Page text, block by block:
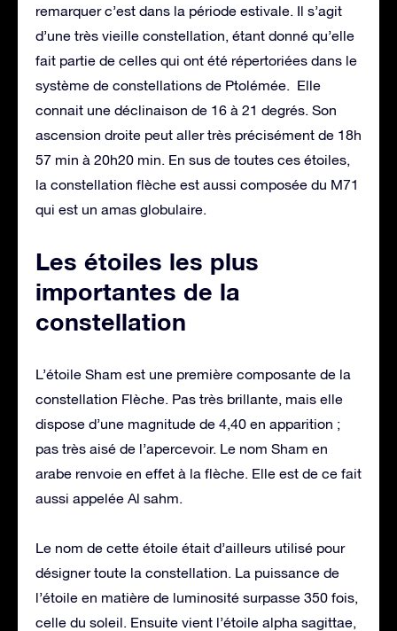
remarquer c’est dans la période estivale. Il s’agit
d’une très vieille constellation, étant donné qu’elle
fait partie de celles qui ont été répertoriées dans le
système de constellations de Ptolémée. Elle
connait une déclinaison de 16 à 21 degrés. Son
ascension droite peut aller très précisément de 18h
57 min à 20h20 min. En sus de toutes ces étoiles,
la constellation flèche est aussi composée du M71
qui est un amas globulaire.
Les étoiles les plus
importantes de la
constellation
L’étoile Sham est une première composante de la
constellation Flèche. Pas très brillante, mais elle
dispose d’une magnitude de 4,40 en apparition ;
pas très aisé de l’apercevoir. Le nom Sham en
arabe renvoie en effet à la flèche. Elle est de ce fait
aussi appelée Al sahm.
Le nom de cette étoile était d’ailleurs utilisé pour
désigner toute la constellation. La puissance de
l’étoile en matière de luminosité surpasse 350 fois,
celle du soleil. Ensuite vient l’étoile alpha sagittae,